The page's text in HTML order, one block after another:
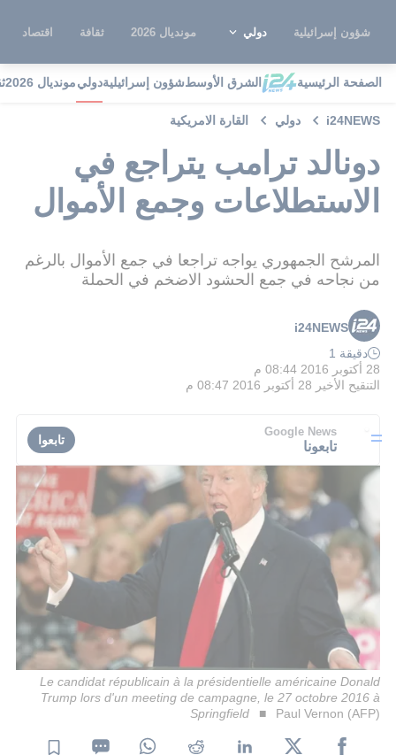
شؤون إسرائيلية دولي مونديال 2026 ثقافة اقتصاد
الصفحة الرئيسية الشرق الأوسطشؤون إسرائيليةدوليمونديال 2026
i24NEWS دولي القارة الامريكية
دونالد ترامب يتراجع في
الاستطلاعات وجمع الأموال
المرشح الجمهوري يواجه تراجعا في جمع الأموال بالرغم
من نجاحه في جمع الحشود الاضخم في الحملة
i24NEWS
دقيقة 1
28 أكتوبر 2016 08:44 م
التنقيح الأخير 28 أكتوبر 2016 08:47 م
Google News
تابعونا تابعوا
Le candidat républicain à la présidentielle américaine Donald
Trump lors d'un meeting de campagne, le 27 octobre 2016 à
Springfield
Paul Vernon (AFP)